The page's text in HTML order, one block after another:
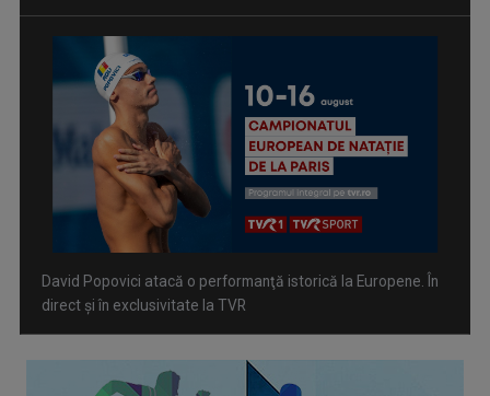
direct şi în exclusivitate la TVR
Spectacol total la TVR: David Popovici și tricolorii luptă
pentru aur la Europenele de Natație de la Paris